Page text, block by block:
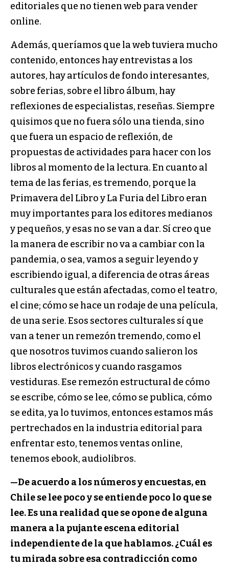
editoriales que no tienen web para vender
online.
Además, queríamos que la web tuviera mucho
contenido, entonces hay entrevistas a los
autores, hay artículos de fondo interesantes,
sobre ferias, sobre el libro álbum, hay
reflexiones de especialistas, reseñas. Siempre
quisimos que no fuera sólo una tienda, sino
que fuera un espacio de reflexión, de
propuestas de actividades para hacer con los
libros al momento de la lectura. En cuanto al
tema de las ferias, es tremendo, porque la
Primavera del Libro y La Furia del Libro eran
muy importantes para los editores medianos
y pequeños, y esas no se van a dar. Sí creo que
la manera de escribir no va a cambiar con la
pandemia, o sea, vamos a seguir leyendo y
escribiendo igual, a diferencia de otras áreas
culturales que están afectadas, como el teatro,
el cine; cómo se hace un rodaje de una película,
de una serie. Esos sectores culturales sí que
van a tener un remezón tremendo, como el
que nosotros tuvimos cuando salieron los
libros electrónicos y cuando rasgamos
vestiduras. Ese remezón estructural de cómo
se escribe, cómo se lee, cómo se publica, cómo
se edita, ya lo tuvimos, entonces estamos más
pertrechados en la industria editorial para
enfrentar esto, tenemos ventas online,
tenemos ebook, audiolibros.
—De acuerdo a los números y encuestas, en
Chile se lee poco y se entiende poco lo que se
lee. Es una realidad que se opone de alguna
manera a la pujante escena editorial
independiente de la que hablamos. ¿Cuál es
tu mirada sobre esa contradicción como